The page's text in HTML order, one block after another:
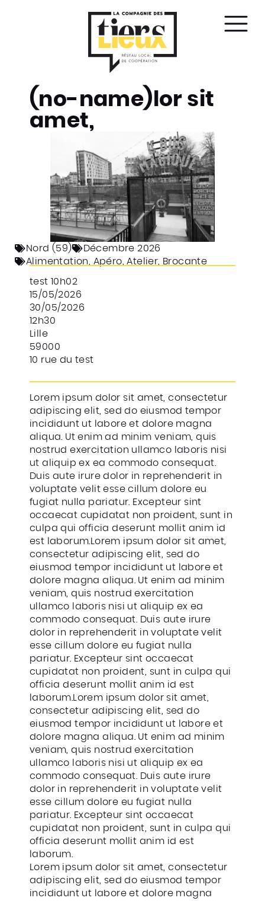
le
(no-name)lor sit
amet,
Nord (59)
Décembre 2026
Alimentation
Apéro Atelier Brocante
test 10h02
15/05/2026
30/05/2026
12h30
Lille
59000
10 rue du test
Lorem ipsum dolor sit amet, consectetur
adipiscing elit, sed do eiusmod tempor
incididunt ut labore et dolore magna
aliqua. Ut enim ad minim veniam, quis
nostrud exercitation ullamco laboris nisi
ut aliquip ex ea commodo consequat.
Duis aute irure dolor in reprehenderit in
voluptate velit esse cillum dolore eu
fugiat nulla pariatur. Excepteur sint
occaecat cupidatat non proident, sunt in
culpa qui officia deserunt mollit anim id
est laborum.Lorem ipsum dolor sit amet,
consectetur adipiscing elit, sed do
eiusmod tempor incididunt ut labore et
dolore magna aliqua. Ut enim ad minim
veniam, quis nostrud exercitation
ullamco laboris nisi ut aliquip ex ea
commodo consequat. Duis aute irure
dolor in reprehenderit in voluptate velit
esse cillum dolore eu fugiat nulla
pariatur. Excepteur sint occaecat
cupidatat non proident, sunt in culpa qui
officia deserunt mollit anim id est
laborum.Lorem ipsum dolor sit amet,
consectetur adipiscing elit, sed do
eiusmod tempor incididunt ut labore et
dolore magna aliqua. Ut enim ad minim
veniam, quis nostrud exercitation
ullamco laboris nisi ut aliquip ex ea
commodo consequat. Duis aute irure
dolor in reprehenderit in voluptate velit
esse cillum dolore eu fugiat nulla
pariatur. Excepteur sint occaecat
cupidatat non proident, sunt in culpa qui
officia deserunt mollit anim id est
laborum.
Lorem ipsum dolor sit amet, consectetur
adipiscing elit, sed do eiusmod tempor
incididunt ut labore et dolore magna